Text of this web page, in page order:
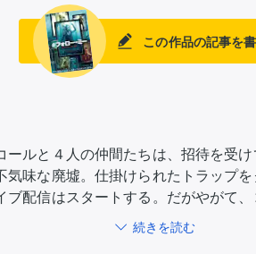
この作品の記事を
ルと４人の仲間たちは、招待を受
味な廃墟。仕掛けられたトラップ
配信はスタートする。だがやがて
続きを読む